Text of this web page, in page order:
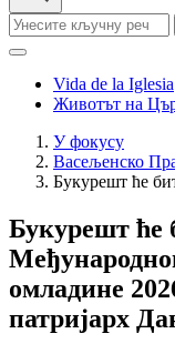
Search
Vida de la Iglesia
Животът на
Breadcrumb
У фокусу
Васељенско
Букурешт ће
Букурешт ће
омладине
патријарх